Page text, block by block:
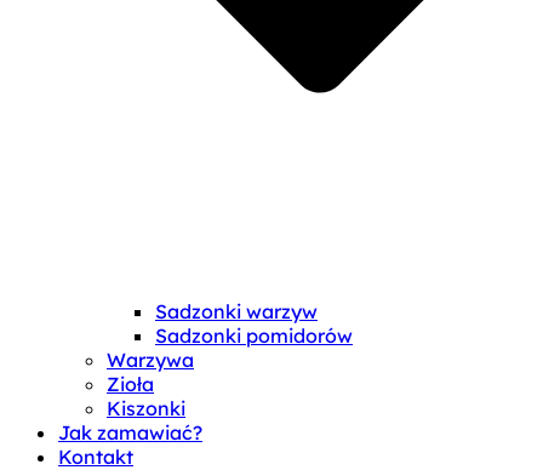
Sadzonki warzyw
Sadzonki pomidorów
Warzywa
Zioła
Kiszonki
Jak zamawiać?
Kontakt